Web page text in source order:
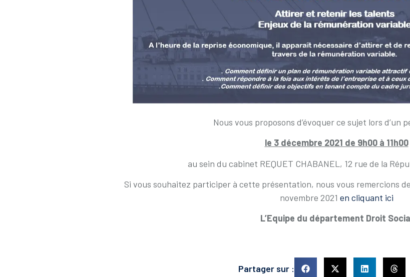
Nous vous proposons d’évoquer ce sujet lors d’un
le 3 décembre 2021 de 9h00 à 11h00
au sein du cabinet REQUET CHABANEL, 12 rue de la
Si vous souhaitez participer à cette présentation, nous vous remercions
novembre 2021 en cliquant ici
L’Equipe du département Droit
Partager sur :